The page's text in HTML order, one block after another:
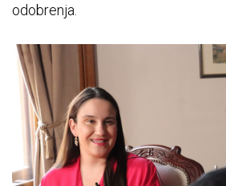
odobrenja.